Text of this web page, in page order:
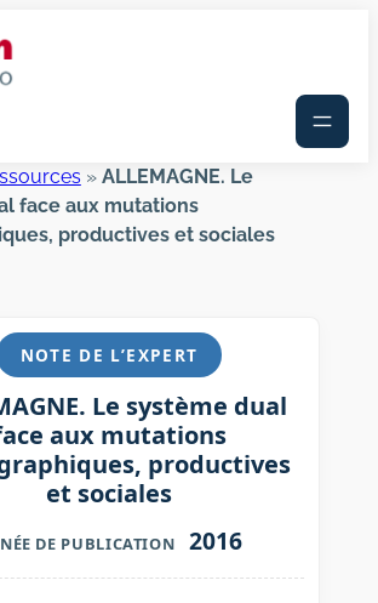
» ALLEMAGNE. Le
face aux mutations
productives et sociales
NOTE DE L’EXPERT
Le système dual
aux mutations
productives
et sociales
DE PUBLICATION 2016